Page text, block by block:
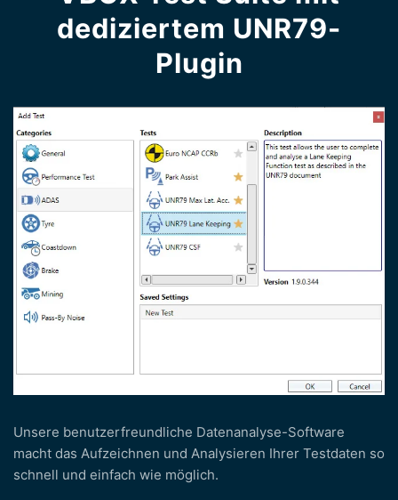
dediziertem UNR79-
Plugin
Unsere benutzerfreundliche Datenanalyse-Software
macht das Aufzeichnen und Analysieren Ihrer Testdaten so
schnell und einfach wie möglich.